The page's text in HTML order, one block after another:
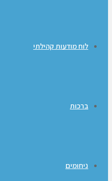
לוח מודעות קהילתי
ברכות
ניחומים